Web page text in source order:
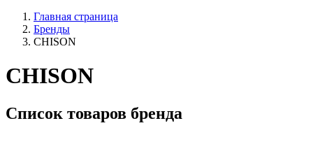
Главная страница
Бренды
CHISON
CHISON
Список товаров бренда